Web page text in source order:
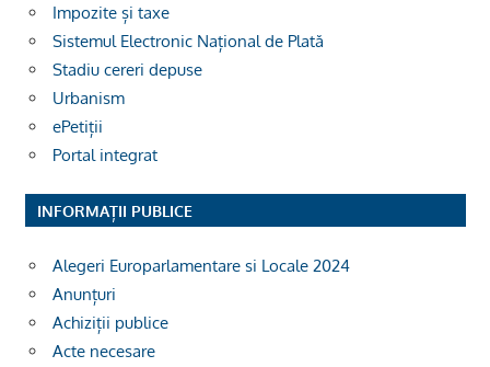
Impozite și taxe
Sistemul Electronic Național de Plată
Stadiu cereri depuse
Urbanism
ePetiții
Portal integrat
INFORMAȚII PUBLICE
Alegeri Europarlamentare si Locale 2024
Anunțuri
Achiziții publice
Acte necesare